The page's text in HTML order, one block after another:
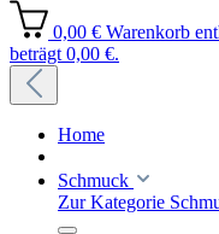
0,00 € Warenkorb
beträgt 0,00 €.
Home
Schmuck
Zur Kategorie